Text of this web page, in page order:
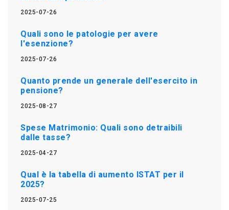
2025-07-26
Quali sono le patologie per avere
l'esenzione?
2025-07-26
Quanto prende un generale dell'esercito in
pensione?
2025-08-27
Spese Matrimonio: Quali sono detraibili
dalle tasse?
2025-04-27
Qual è la tabella di aumento ISTAT per il
2025?
2025-07-25